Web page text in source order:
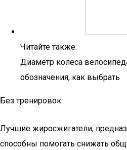
Читайте также:
Диаметр колеса
обозначения, как выбрать
Без тренировок
Лучшие жиросжигатели,
способны помогать снижать